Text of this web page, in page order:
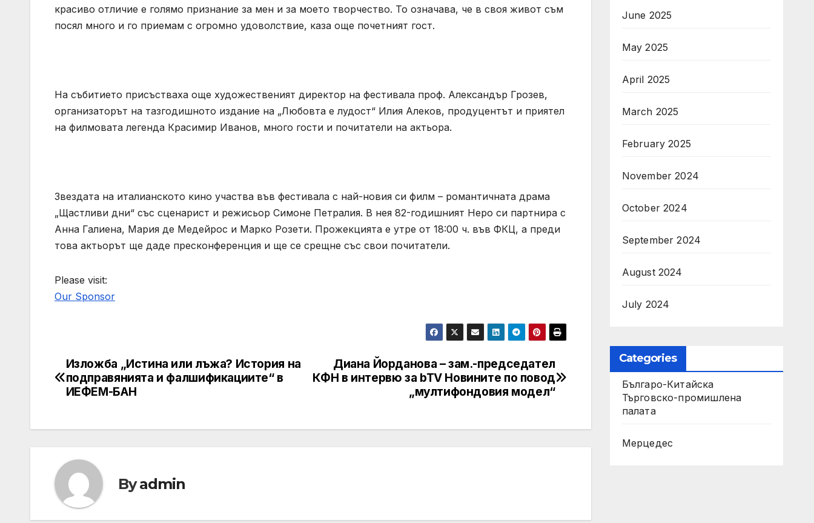
красиво отличие е голямо признание за мен и за моето творчество. То означава, че в своя живот съм
посял много и го приемам с огромно удоволствие, каза още почетният гост.
На събитието присъстваха още художественият директор на фестивала проф. Александър Грозев,
организаторът на тазгодишното издание на „Любовта е лудост“ Илия Алеков, продуцентът и приятел
на филмовата легенда Красимир Иванов, много гости и почитатели на актьора.
Звездата на италианското кино участва във фестивала с най-новия си филм – романтичната драма
„Щастливи дни“ със сценарист и режисьор Симоне Петралия. В нея 82-годишният Неро си партнира с
Анна Галиена, Мария де Медейрос и Марко Розети. Прожекцията е утре от 18:00 ч. във ФКЦ, а преди
това актьорът ще даде пресконференция и ще се срещне със свои почитатели.
Please visit:
Our Sponsor
Post
navigation
Диана Йорданова – зам.-председател
КФН в интервю за bTV Новините по повод
„мултифондовия модел“
Изложба „Истина или лъжа? История на
подправянията и фалшификациите“ в
ИЕФЕМ-БАН
Byadmin
June 2025
May 2025
April 2025
March 2025
February 2025
November 2024
October 2024
September 2024
August 2024
July 2024
Categories
Българо-Китайска
Търговско-промишлена
палaта
Мерцедес